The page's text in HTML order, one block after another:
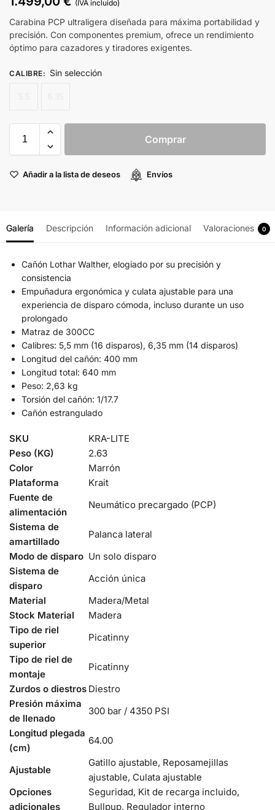
(IVA incluido)
Carabina PCP ultraligera diseñada para máxima portabilidad y
precisión. Con componentes premium, ofrece un rendimiento
óptimo para cazadores y tiradores exigentes.
CALIBRE: Sin selección
Comprar
Añadir a la lista de deseos Envíos
Galería Descripción Información adicional Valoraciones 0
Cañón Lothar Walther, elogiado por su precisión y
consistencia
Empuñadura ergonómica y culata ajustable para una
experiencia de disparo cómoda, incluso durante un uso
prolongado
Matraz de 300CC
Calibres: 5,5 mm (16 disparos), 6,35 mm (14 disparos)
Longitud del cañón: 400 mm
Longitud total: 640 mm
Peso: 2,63 kg
Torsión del cañón: 1/17.7
Cañón estrangulado
SKU
KRA-LITE
Peso (KG)
2.63
Color
Marrón
Plataforma
Krait
Fuente de
alimentación
Neumático precargado (PCP)
Sistema de
amartillado
Palanca lateral
Modo de disparo Un solo disparo
Sistema de
disparo
Acción única
Material
Madera/Metal
Stock Material
Madera
Tipo de riel
superior
Picatinny
Tipo de riel de
montaje
Picatinny
Zurdos o diestros Diestro
Presión máxima
de llenado
300 bar / 4350 PSI
Longitud plegada
(cm)
64.00
Ajustable
Gatillo ajustable, Reposamejillas
ajustable, Culata ajustable
Opciones
adicionales
Seguridad, Kit de recarga incluido,
Bullpup, Regulador interno